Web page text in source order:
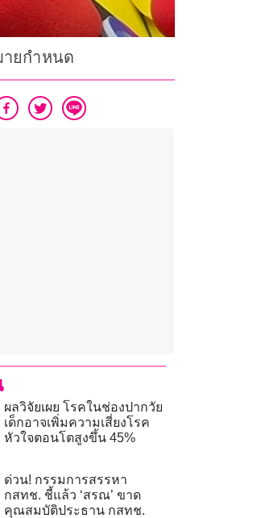
ายกำหนด
ผลวิจัยเผย โรคในช่องปากวัย
เด็กอาจเพิ่มความเสี่ยงโรค
หัวใจตอนโตสูงขึ้น 45%
ด่วน! กรรมการสรรหา
กสทช. ชี้แล้ว ‘สรณ’ ขาด
คุณสมบัติประธาน กสทช.